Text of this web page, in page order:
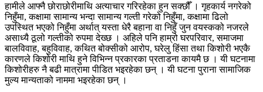
हामीले आफ्नै छोराछोरीमाथि अत्याचार गरिरहेका हुन सक्छौँ । गृहकार्य नगरेको
निहुँमा, कक्षामा सामान्य भन्दा सामान्य गल्ती गरेको निहुँमा, कक्षामा ढिलो
उपस्थित भएको निहुँमा अर्थात् यस्ता धेरै बहाना वा निहुँ जुन वयस्कको नजरले
असाध्यै ठूलो गल्तीको रुपमा देख्छ । अहिले पनि हाम्रो घरपरिवार, समाजमा
बालविवाह, बहुविवाह, कथित बोक्सीको आरोप, घरेलु हिंसा तथा किशोरी भएकै
कारणले किशोरी माथि हुने विभिन्न प्रकारका प्रताडना कायमै छ । यी घटनामा
किशोरीहरु नै बढी मात्रामा पीडित भइरहेका छन् । यी घटना पुराना सामाजिक
मुल्य मान्यताको नाममा भइरहेका छन् ।